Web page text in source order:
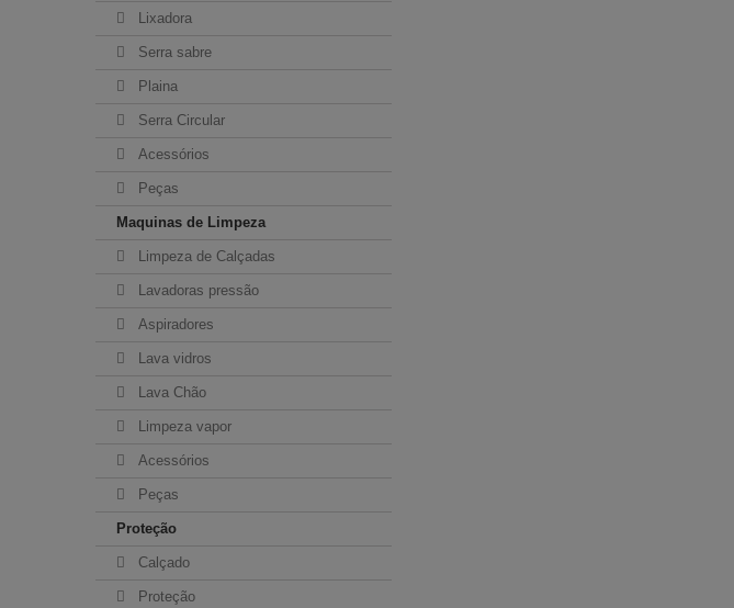
Lixadora
Serra sabre
Plaina
Serra Circular
Acessórios
Peças
Maquinas de Limpeza
Limpeza de Calçadas
Lavadoras pressão
Aspiradores
Lava vidros
Lava Chão
Limpeza vapor
Acessórios
Peças
Proteção
Calçado
Proteção